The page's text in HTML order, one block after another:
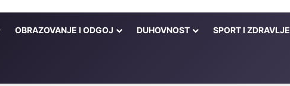
OBRAZOVANJE I ODGOJ DUHOVNOST SPORT I ZDRAVLJE